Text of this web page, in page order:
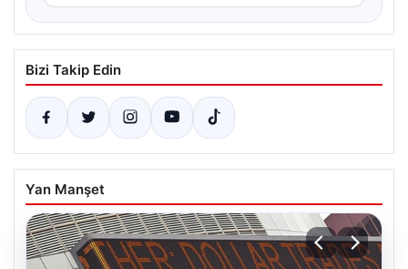
Bizi Takip Edin
Yan Manşet